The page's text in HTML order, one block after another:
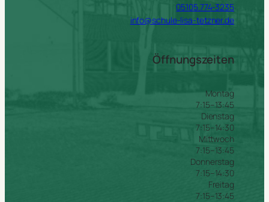
05105.774-3235
info@schule-lisa-tetzner.de
Öffnungszeiten
Montag
7:15–13:45
Dienstag
7:15–14:30
Mittwoch
7:15–13:45
Donnerstag
7:15–14:30
Freitag
7:15–13:45